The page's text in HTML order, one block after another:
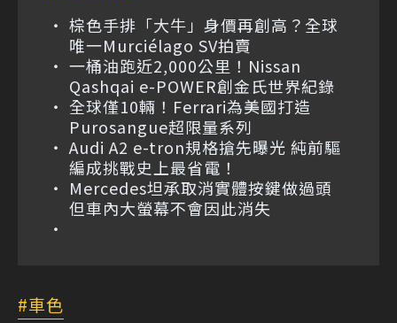
棕色手排「大牛」身價再創高？全球
唯一Murciélago SV拍賣
一桶油跑近2,000公里！Nissan
Qashqai e-POWER創金氏世界紀錄
全球僅10輛！Ferrari為美國打造
Purosangue超限量系列
Audi A2 e-tron規格搶先曝光 純前驅
編成挑戰史上最省電！
Mercedes坦承取消實體按鍵做過頭
但車內大螢幕不會因此消失
車色